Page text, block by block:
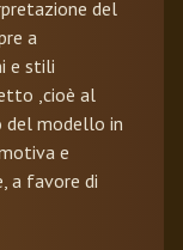
del
a
e stili
,cioè al
del modello in
e
a favore di